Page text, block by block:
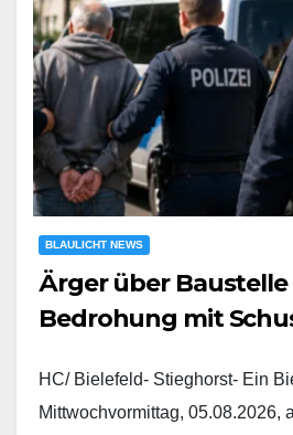
BLAULICHT NEWS
Ärger über Baustelle
Bedrohung mit
HC/ Bielefeld- Stieghorst- Ein
Mittwochvormittag, 05.08.2026,